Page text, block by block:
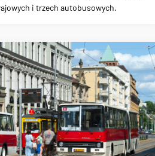
i trzech autobusowych.